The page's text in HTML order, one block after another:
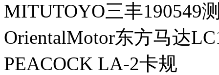
MITUTOYO三丰190549
OrientalMotor东方马达
PEACOCK LA-2卡规